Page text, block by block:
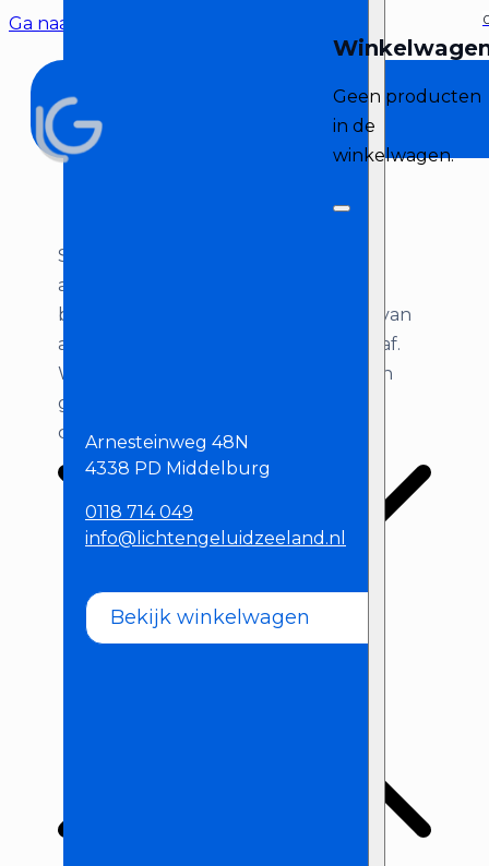
Ga naar hoofdinhoud
Arnesteinweg 48N
4338 PD Middelburg
0118 714 049
info@lichtengeluidzeeland.nl
Bekijk winkelwagen
Geen producten
in de
winkelwagen.
Selecteer de datum waarop je de
apparatuur wilt gebruiken. Na het
bestellen stemmen we het moment van
afhalen/bezorgen en terugbrengen af.
Wil je de apparatuur meerdere dagen
gebruiken? Neem voor het bestellen
contact met ons op’